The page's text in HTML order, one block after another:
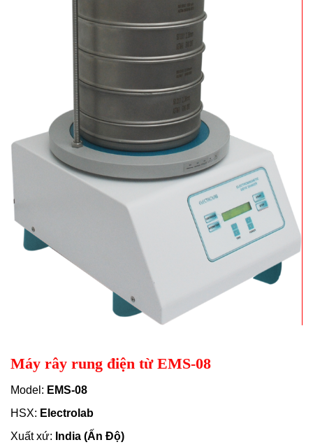
Máy rây rung điện từ EMS-08
Model: EMS-08
HSX: Electrolab
Xuất xứ: India (Ấn Độ)